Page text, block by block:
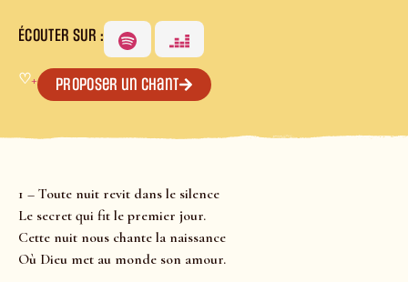
ÉCOUTER SUR :
♡+ Proposer un chant
1 – Toute nuit revit dans le silence
Le secret qui fit le premier jour.
Cette nuit nous chante la naissance
Où Dieu met au monde son amour.